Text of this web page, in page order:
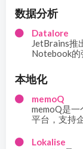
数据分析
Datalore
JetBrains推
Notebook的
本地化
memoQ
memoQ是
平台，支持
Lokalise